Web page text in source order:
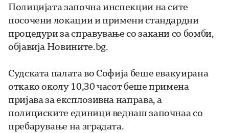
Полицијата започна инспекции на сите
посочени локации и примени стандардни
процедури за справување со закани со бомби,
објавија Новините.bg.
Судската палата во Софија беше евакуирана
откако околу 10,30 часот беше примена
пријава за експлозивна направа, а
полициските единици веднаш започнаа со
пребарување на зградата.